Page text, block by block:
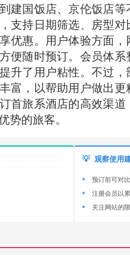
建国饭店、京伦饭店
支持日期筛选、房型
优惠。用户体验方面
便随时预订。会员体
升了用户粘性。不过
富，以帮助用户做出
首旅系酒店的高效渠
势的旅客。
💡 观察使用
预订前可对
注册会员以
关注网站的